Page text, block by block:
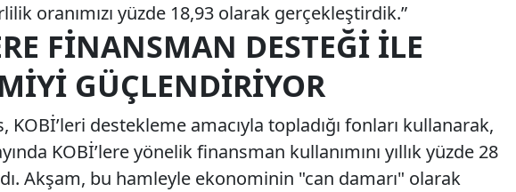
oranımızı yüzde 18,93 olarak gerçekleştirdik.”
FINANSMAN DESTEĞI ILE
GÜÇLENDIRIYOR
KOBİ’leri destekleme amacıyla topladığı fonları kullanarak,
KOBİ’lere yönelik finansman kullanımını yıllık yüzde 28
Akşam, bu hamleyle ekonominin "can damarı" olarak